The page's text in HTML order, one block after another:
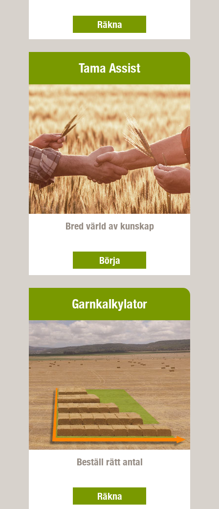
Räkna
Tama Assist
Bred värld av kunskap
Börja
Garnkalkylator
Beställ rätt antal
Räkna